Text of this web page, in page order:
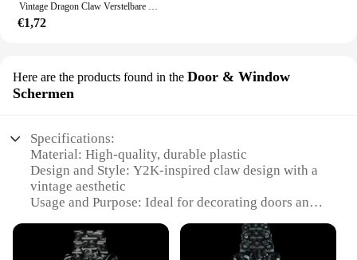
Vintage Dragon Claw Verstelbare Open Ring Tibetan Adelaar Dier Ring Mannen Vrouwen Punk Sieraden Motorfiets Stijl Mannen Niche Ringsieraden
€1,72
Here are the products found in the Door & Window
Schermen
Specifications:
Material: High-quality, durable plastic
Design and Style: Y2K-inspired claw design with a
vintage aesthetic
Usage and Purpose: Ideal for decorating doors and
Shape and Size: Available in a variety of sizes to fit
different window and door dimensions